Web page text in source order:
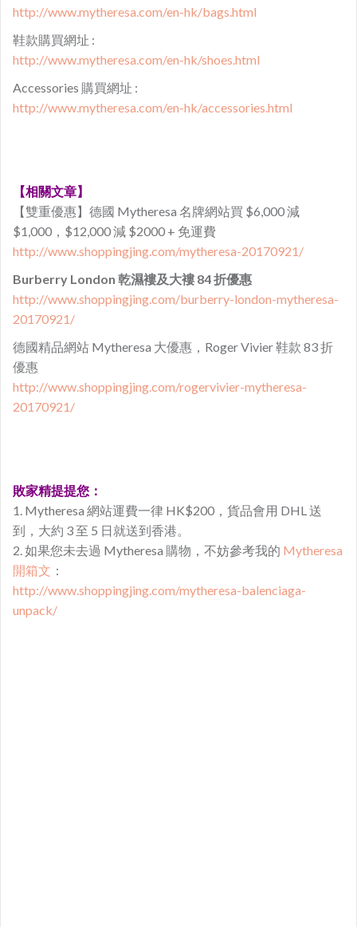
http://www.mytheresa.com/en-hk/bags.html
鞋款購買網址 :​
http://www.mytheresa.com/en-hk/shoes.html
Accessories 購買網址 :​
http://www.mytheresa.com/en-hk/accessories.html
【相關文章】
【雙重優惠】德國 Mytheresa 名牌網站買 $6,000 減
$1,000，$12,000 減 $2000 + 免運費
http://www.shoppingjing.com/mytheresa-20170921/
Burberry London 乾濕褸及大褸 84 折優惠
http://www.shoppingjing.com/burberry-london-mytheresa-
20170921/
德國精品網站 Mytheresa 大優惠，Roger Vivier 鞋款 83 折
優惠
http://www.shoppingjing.com/rogervivier-mytheresa-
20170921/
敗家精提提您：
1. Mytheresa 網站運費一律 HK$200，貨品會用 DHL 送
到，大約 3 至 5 日就送到香港。
2. 如果您未去過 Mytheresa 購物，不妨參考我的 Mytheresa
開箱文 ：
http://www.shoppingjing.com/mytheresa-balenciaga-
unpack/